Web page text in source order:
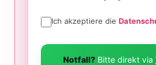
Ich akzeptiere die
Notfall?Bitte direkt via